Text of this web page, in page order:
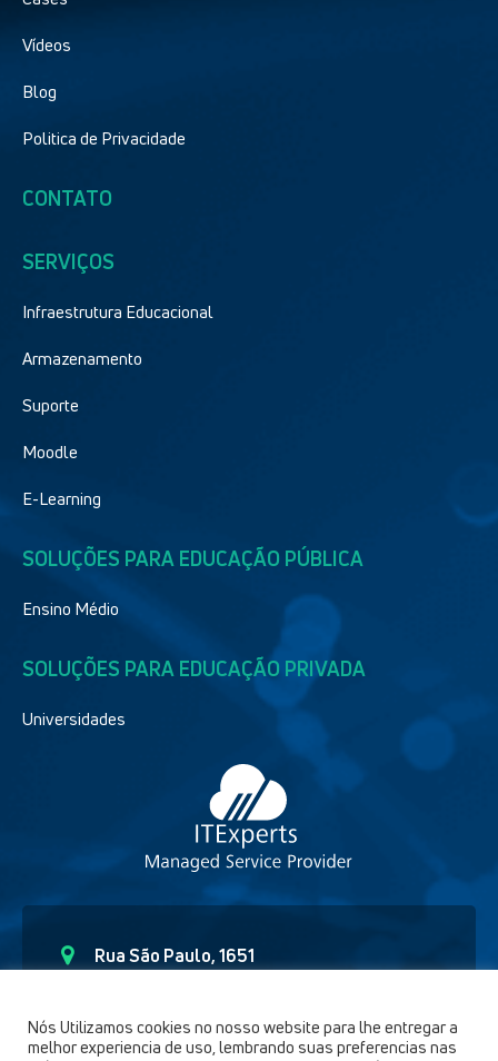
Vídeos
Blog
Politica de Privacidade
CONTATO
SERVIÇOS
Infraestrutura Educacional
Armazenamento
Suporte
Moodle
E-Learning
SOLUÇÕES PARA EDUCAÇÃO PÚBLICA
Ensino Médio
SOLUÇÕES PARA EDUCAÇÃO PRIVADA
Universidades
Rua São Paulo, 1651
Curitiba – Paraná CEP - 80.6230-150
(41) 9 91892654
Nós Utilizamos cookies no nosso website para lhe entregar a
melhor experiencia de uso, lembrando suas preferencias nas